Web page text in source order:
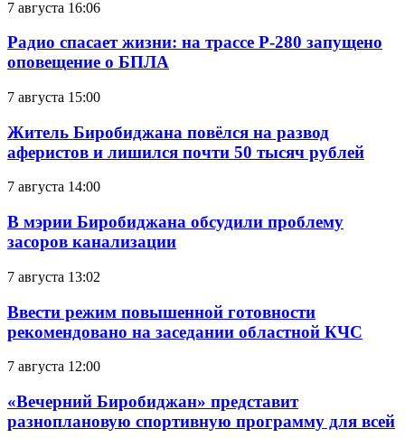
7 августа 16:06
Радио спасает жизни: на трассе Р-280 запущено
оповещение о БПЛА
7 августа 15:00
Житель Биробиджана повёлся на развод
аферистов и лишился почти 50 тысяч рублей
7 августа 14:00
В мэрии Биробиджана обсудили проблему
засоров канализации
7 августа 13:02
Ввести режим повышенной готовности
рекомендовано на заседании областной КЧС
7 августа 12:00
«Вечерний Биробиджан» представит
разноплановую спортивную программу для всей